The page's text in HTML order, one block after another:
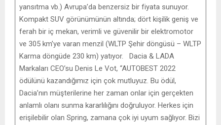
yansıtma vb.) Avrupa’da benzersiz bir fiyata sunuyor.
Kompakt SUV görünümünün altında; dört kişilik geniş ve
ferah bir iç mekan, verimli ve güvenilir bir elektromotor
ve 305 km’ye varan menzil (WLTP Şehir döngüsü – WLTP
Karma döngüde 230 km) yatıyor. Dacia & LADA
Markaları CEO’su Denis Le Vot, “AUTOBEST 2022
ödülünü kazandığımız için çok mutluyuz. Bu ödül,
Dacia’nın müşterilerine her zaman onlar için gerçekten
anlamlı olanı sunma kararlılığını doğruluyor. Herkes için
erişilebilir olan Spring, zamana çok iyi uyum sağlıyor. Bizi